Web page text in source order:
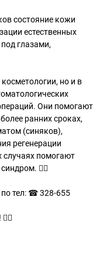
состояние кожи
естественных
глазами,
но и в
Они помогают
ранних сроках,
(синяков),
регенерации
случаях помогают
☝🏻
по тел: ☎ 328-655